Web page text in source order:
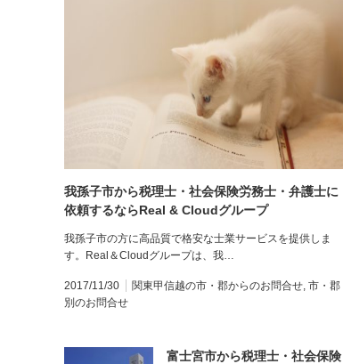
我孫子市から税理士・社会保険労務士・弁護士に
依頼するならReal & Cloudグループ
我孫子市の方に高品質で格安な士業サービスを提供しま
す。Real＆Cloudグループは、我…
2017/11/30 関東甲信越の市・郡からのお問合せ, 市・郡
別のお問合せ
富士宮市から税理士・社会保険